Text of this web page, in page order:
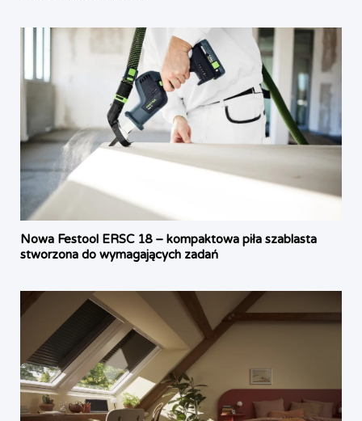
Nowa Festool ERSC 18 – kompaktowa piła szablasta
stworzona do wymagających zadań